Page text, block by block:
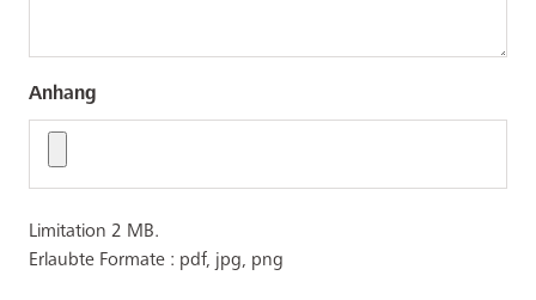
Anhang
Limitation 2 MB.
Erlaubte Formate : pdf, jpg, png